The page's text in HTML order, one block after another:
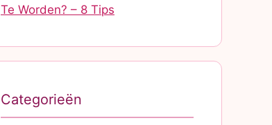
Te Worden? – 8 Tips
Categorieën